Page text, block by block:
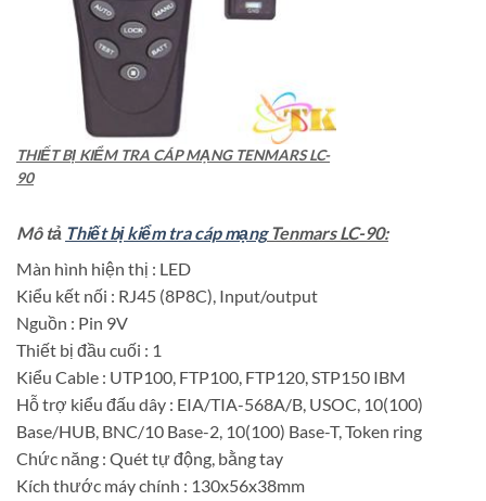
THIẾT BỊ KIỂM TRA CÁP MẠNG TENMARS LC-
90
Mô tả Thiết bị kiểm tra cáp mạngTenmars LC-90:
Màn hình hiện thị : LED
Kiểu kết nối : RJ45 (8P8C), Input/output
Nguồn : Pin 9V
Thiết bị đầu cuối : 1
Kiểu Cable : UTP100, FTP100, FTP120, STP150 IBM
Hỗ trợ kiểu đấu dây : EIA/TIA-568A/B, USOC, 10(100)
Base/HUB, BNC/10 Base-2, 10(100) Base-T, Token ring
Chức năng : Quét tự động, bằng tay
Kích thước máy chính : 130x56x38mm